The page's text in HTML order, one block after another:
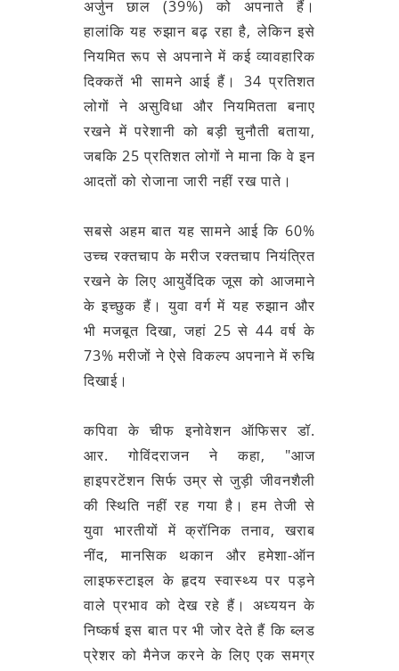
अर्जुन छाल (39%) को अपनाते हैं।
हालांकि यह रुझान बढ़ रहा है, लेकिन इसे
नियमित रूप से अपनाने में कई व्यावहारिक
दिक्कतें भी सामने आई हैं। 34 प्रतिशत
लोगों ने असुविधा और नियमितता बनाए
रखने में परेशानी को बड़ी चुनौती बताया,
जबकि 25 प्रतिशत लोगों ने माना कि वे इन
आदतों को रोजाना जारी नहीं रख पाते।
सबसे अहम बात यह सामने आई कि 60%
उच्च रक्तचाप के मरीज रक्तचाप नियंत्रित
रखने के लिए आयुर्वेदिक जूस को आजमाने
के इच्छुक हैं। युवा वर्ग में यह रुझान और
भी मजबूत दिखा, जहां 25 से 44 वर्ष के
73% मरीजों ने ऐसे विकल्प अपनाने में रुचि
दिखाई।
कपिवा के चीफ इनोवेशन ऑफिसर डॉ.
आर. गोविंदराजन ने कहा, "आज
हाइपरटेंशन सिर्फ उम्र से जुड़ी जीवनशैली
की स्थिति नहीं रह गया है। हम तेजी से
युवा भारतीयों में क्रॉनिक तनाव, खराब
नींद, मानसिक थकान और हमेशा-ऑन
लाइफस्टाइल के हृदय स्वास्थ्य पर पड़ने
वाले प्रभाव को देख रहे हैं। अध्ययन के
निष्कर्ष इस बात पर भी जोर देते हैं कि ब्‍लड
प्रेशर को मैनेज करने के लिए एक समग्र